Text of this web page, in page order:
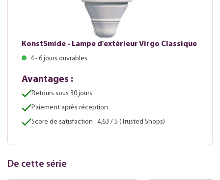
KonstSmide - Lampe d'extérieur Virgo Classique
4 - 6 jours ouvrables
Avantages :
Retours sous 30 jours
Paiement après réception
Score de satisfaction : 4,63 / 5 (Trusted Shops)
De cette série